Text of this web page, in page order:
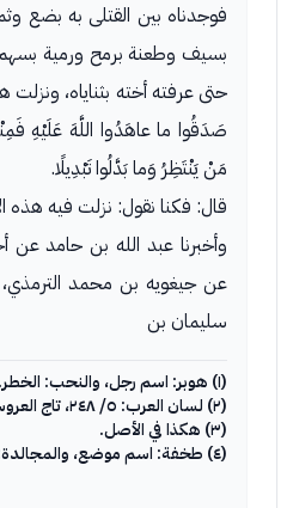
فوجدناه بين القتلى به بضع
بسيف وطعنة برمح ورمية
حتى عرفته أخته بثناياه،
صَدَقُوا ما عاهَدُوا اللَّهَ عَلَيْهِ
مَنْ يَنْتَظِرُ وَما بَدَّلُوا تَبْدِيلًا.
قال: فكنا نقول: نزلت فيه هذه
وأخبرنا عبد الله بن حامد
عن جيغويه بن محمد
سليمان بن
(١) هوبر: اسم رجل، والنحب: الخطر.
(٢) لسان العرب: ٥/ ٢٤٨، تاج العروس: ٣/ ٦٠٩
(٣) هكذا في الأصل.
(٤) طخفة: اسم موضع، والمجالدة: المضاربة.